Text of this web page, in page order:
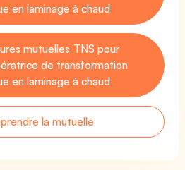
en laminage à chaud
mutuelles TNS pour
de transformation
en laminage à chaud
la mutuelle